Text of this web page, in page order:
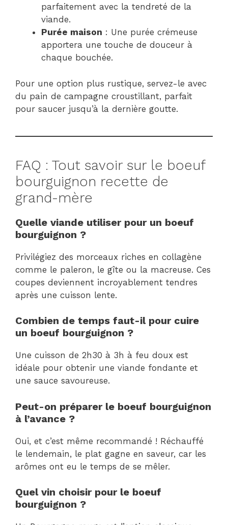
parfaitement avec la tendreté de la
viande.
Purée maison : Une purée crémeuse
apportera une touche de douceur à
chaque bouchée.
Pour une option plus rustique, servez-le avec
du pain de campagne croustillant, parfait
pour saucer jusqu’à la dernière goutte.
FAQ : Tout savoir sur le boeuf
bourguignon recette de
grand-mère
Quelle viande utiliser pour un boeuf
bourguignon ?
Privilégiez des morceaux riches en collagène
comme le paleron, le gîte ou la macreuse. Ces
coupes deviennent incroyablement tendres
après une cuisson lente.
Combien de temps faut-il pour cuire
un boeuf bourguignon ?
Une cuisson de 2h30 à 3h à feu doux est
idéale pour obtenir une viande fondante et
une sauce savoureuse.
Peut-on préparer le boeuf bourguignon
à l’avance ?
Oui, et c’est même recommandé ! Réchauffé
le lendemain, le plat gagne en saveur, car les
arômes ont eu le temps de se mêler.
Quel vin choisir pour le boeuf
bourguignon ?